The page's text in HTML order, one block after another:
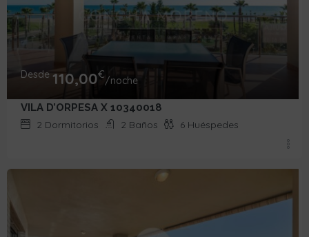
Desde 110,00€/noche
VILA D’ORPESA X 10340018
2 Dormitorios 2 Baños 6 Huéspedes